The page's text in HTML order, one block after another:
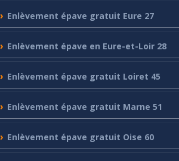
Enlèvement épave gratuit Eure 27
Enlèvement épave en Eure-et-Loir 28
Enlèvement épave gratuit Loiret 45
Enlèvement épave gratuit Marne 51
Enlèvement épave gratuit Oise 60